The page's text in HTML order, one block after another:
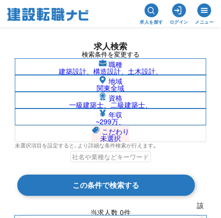
求人を探す ログイン メニュー
求人検索
検索条件を変更する
職種
建築設計、構造設計、土木設計、
地域
関東全域
資格
一級建築士、二級建築士、
年収
~299万、
こだわり
未選択
未選択項目を設定すると､より詳細な条件検索が行えます｡
この条件で検索する
該
当求人数 0件
賃貸管理/アフリカの求人検索結果一覧
検索結果 0 件
現在の検索条件